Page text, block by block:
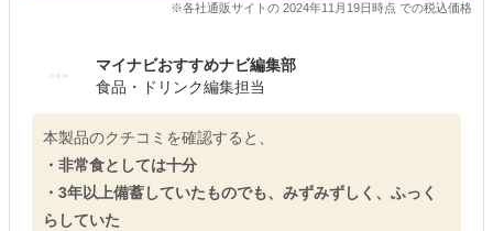
※各社通販サイトの 2024年11月19日時点 での税込価格
マイナビおすすめナビ編集部
食品・ドリンク編集担当
本製品のクチコミを確認すると、
・非常食としては十分
・3年以上備蓄していたものでも、みずみずしく、ふっく
らしていた